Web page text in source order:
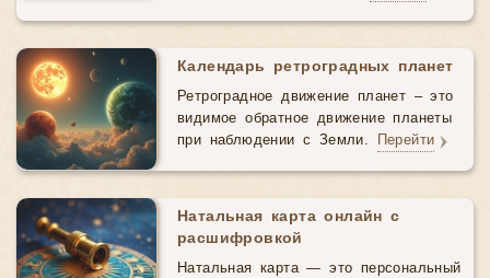
Календарь ретроградных планет
Ретроградное движение планет – это
видимое обратное движение планеты
при наблюдении с Земли. Перейти
Натальная карта онлайн с
расшифровкой
Натальная карта — это персональный